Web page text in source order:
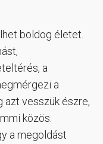
boldog életet.
a
a
azt vesszük észre,
közös.
a megoldást